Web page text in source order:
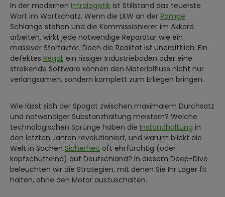
In der modernen Intralogistik ist Stillstand das teuerste
Wort im Wortschatz. Wenn die LKW an der Rampe
Schlange stehen und die Kommissionierer im Akkord
arbeiten, wirkt jede notwendige Reparatur wie ein
massiver Störfaktor. Doch die Realität ist unerbittlich: Ein
defektes Regal, ein rissiger Industrieboden oder eine
streikende Software können den Materialfluss nicht nur
verlangsamen, sondern komplett zum Erliegen bringen.
Wie lässt sich der Spagat zwischen maximalem Durchsatz
und notwendiger Substanzhaltung meistern? Welche
technologischen Sprünge haben die Instandhaltung in
den letzten Jahren revolutioniert, und warum blickt die
Welt in Sachen Sicherheit oft ehrfürchtig (oder
kopfschüttelnd) auf Deutschland? In diesem Deep-Dive
beleuchten wir die Strategien, mit denen Sie Ihr Lager fit
halten, ohne den Motor auszuschalten.